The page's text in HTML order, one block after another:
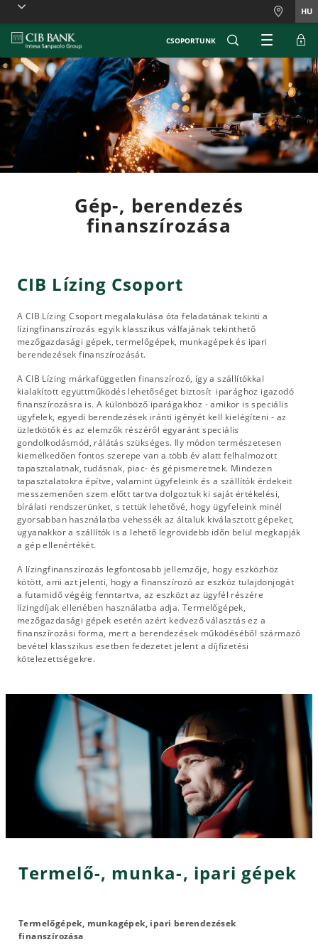
Skiplinks HU
CSOPORTUNK
Gép-, berendezés
finanszírozása
CIB Lízing Csoport
A CIB Lízing Csoport megalakulása óta feladatának tekinti a
lízingfinanszírozás egyik klasszikus válfajának tekinthető
mezőgazdasági gépek, termelőgépek, munkagépek és ipari
berendezések finanszírozását.
A CIB Lízing márkafüggetlen finanszírozó, így a szállítókkal
kialakított együttműködés lehetőséget biztosít iparághoz igazodó
finanszírozásra is. A különböző iparágakhoz - amikor is speciális
ügyfelek, egyedi berendezések iránti igényét kell kielégíteni - az
üzletkötők és az elemzők részéről egyaránt speciális
gondolkodásmód, rálátás szükséges. Ily módon természetesen
kiemelkedően fontos szerepe van a több év alatt felhalmozott
tapasztalatnak, tudásnak, piac- és gépismeretnek. Mindezen
tapasztalatokra építve, valamint ügyfeleink és a szállítók érdekeit
messzemenően szem előtt tartva dolgoztuk ki saját értékelési,
bírálati rendszerünket, s tettük lehetővé, hogy ügyfeleink minél
gyorsabban használatba vehessék az általuk kiválasztott gépeket,
ugyanakkor a szállítók is a lehető legrövidebb időn belül megkapják
a gép ellenértékét.
A lízingfinanszírozás legfontosabb jellemzője, hogy eszközhöz
kötött, ami azt jelenti, hogy a finanszírozó az eszköz tulajdonjogát
a futamidő végéig fenntartva, az eszközt az ügyfél részére
lízingdíjak ellenében használatba adja. Termelőgépek,
mezőgazdasági gépek esetén azért kedvező választás ez a
finanszírozási forma, mert a berendezések működéséből származó
bevétel klasszikus esetben fedezetet jelent a díjfizetési
kötelezettségekre.
Termelő-, munka-, ipari gépek
Termelőgépek, munkagépek, ipari berendezések
finanszírozása